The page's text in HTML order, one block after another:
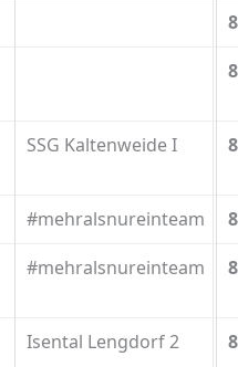
SSG Kaltenweide I
#mehralsnureinteam
#mehralsnureinteam
Isental Lengdorf 2